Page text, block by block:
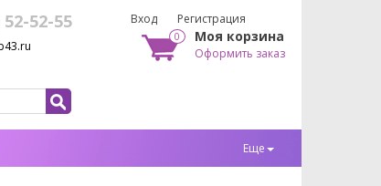
52-52-55 Вход Регистрация
0 Моя корзина
Оформить заказ
Еще